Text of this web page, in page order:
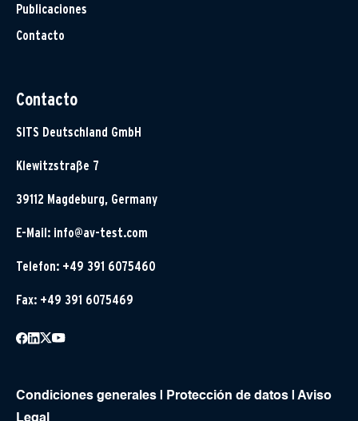
Publicaciones
Contacto
Contacto
SITS Deutschland GmbH
Klewitzstraße 7
39112 Magdeburg, Germany
E-Mail: info@av-test.com
Telefon: +49 391 6075460
Fax: +49 391 6075469
Condiciones generales Protección de datos
Aviso
Legal